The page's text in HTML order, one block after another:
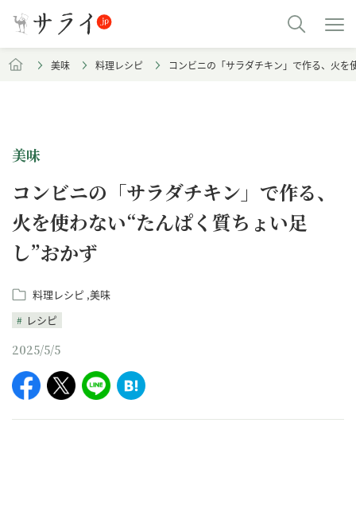
美味 料理レシピ コンビニの「サラダチキン」で作る、火
美味
コンビニの「サラダチキン」で作る、
火を使わない“たんぱく質ちょい足
し”おかず
料理レシピ 美味
レシピ
2025/5/5